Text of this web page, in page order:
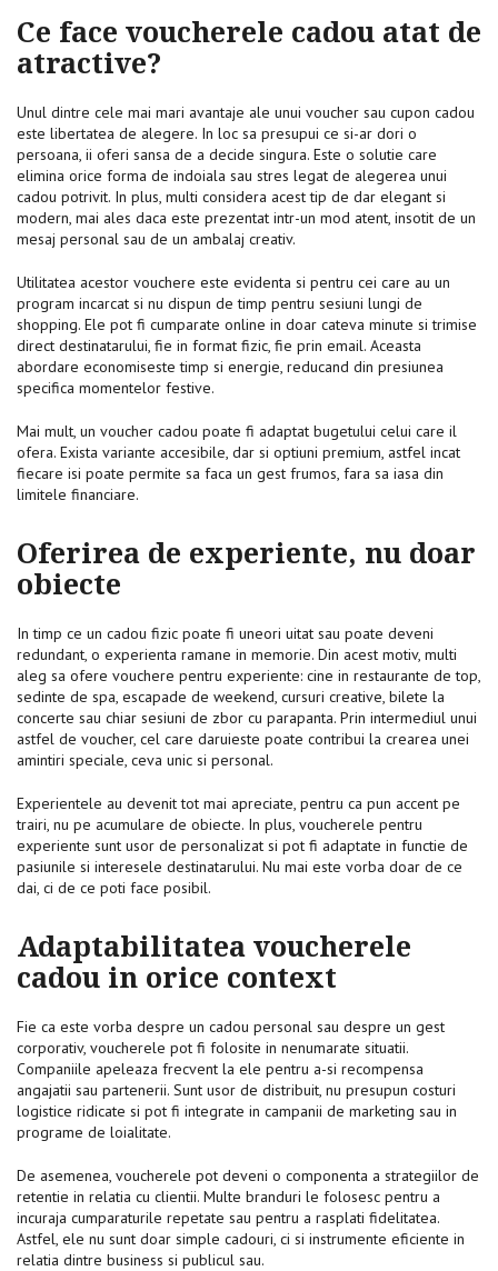
Ce face voucherele cadou atat de
atractive?
Unul dintre cele mai mari avantaje ale unui voucher sau cupon cadou
este libertatea de alegere. In loc sa presupui ce si-ar dori o
persoana, ii oferi sansa de a decide singura. Este o solutie care
elimina orice forma de indoiala sau stres legat de alegerea unui
cadou potrivit. In plus, multi considera acest tip de dar elegant si
modern, mai ales daca este prezentat intr-un mod atent, insotit de un
mesaj personal sau de un ambalaj creativ.
Utilitatea acestor vouchere este evidenta si pentru cei care au un
program incarcat si nu dispun de timp pentru sesiuni lungi de
shopping. Ele pot fi cumparate online in doar cateva minute si trimise
direct destinatarului, fie in format fizic, fie prin email. Aceasta
abordare economiseste timp si energie, reducand din presiunea
specifica momentelor festive.
Mai mult, un voucher cadou poate fi adaptat bugetului celui care il
ofera. Exista variante accesibile, dar si optiuni premium, astfel incat
fiecare isi poate permite sa faca un gest frumos, fara sa iasa din
limitele financiare.
Oferirea de experiente, nu doar
obiecte
In timp ce un cadou fizic poate fi uneori uitat sau poate deveni
redundant, o experienta ramane in memorie. Din acest motiv, multi
aleg sa ofere vouchere pentru experiente: cine in restaurante de top,
sedinte de spa, escapade de weekend, cursuri creative, bilete la
concerte sau chiar sesiuni de zbor cu parapanta. Prin intermediul unui
astfel de voucher, cel care daruieste poate contribui la crearea unei
amintiri speciale, ceva unic si personal.
Experientele au devenit tot mai apreciate, pentru ca pun accent pe
trairi, nu pe acumulare de obiecte. In plus, voucherele pentru
experiente sunt usor de personalizat si pot fi adaptate in functie de
pasiunile si interesele destinatarului. Nu mai este vorba doar de ce
dai, ci de ce poti face posibil.
Adaptabilitatea voucherele
cadou in orice context
Fie ca este vorba despre un cadou personal sau despre un gest
corporativ, voucherele pot fi folosite in nenumarate situatii.
Companiile apeleaza frecvent la ele pentru a-si recompensa
angajatii sau partenerii. Sunt usor de distribuit, nu presupun costuri
logistice ridicate si pot fi integrate in campanii de marketing sau in
programe de loialitate.
De asemenea, voucherele pot deveni o componenta a strategiilor de
retentie in relatia cu clientii. Multe branduri le folosesc pentru a
incuraja cumparaturile repetate sau pentru a rasplati fidelitatea.
Astfel, ele nu sunt doar simple cadouri, ci si instrumente eficiente in
relatia dintre business si publicul sau.